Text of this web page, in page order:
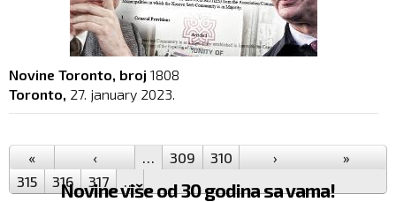
Novine Toronto, broj 1808
Toronto, 27. january 2023.
Pages
« ‹ 309 310
315
316 317 …
› »
Novine više od 30 godina sa vama!